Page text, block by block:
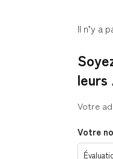
Il n’y a
leurs
Votre
Votre